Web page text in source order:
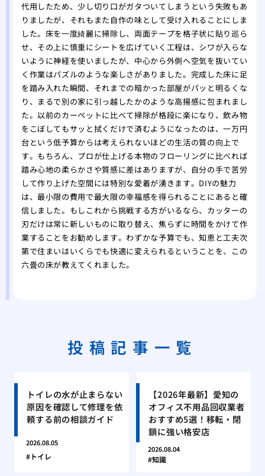
代用したため、少し切り口がガタついてしまうという失敗もあ
りましたが、それもまた自作の味として受け入れることにしま
した。床を一度綺麗に掃除し、両面テープを格子状に貼り巡ら
せ、その上に慎重にシートを広げていく工程は、シワが入らな
いように神経を使いましたが、中心から外側へ空気を抜いてい
く作業はパズルのような楽しさがありました。完成した床に足
を踏み入れた瞬間、それまでの暗かった部屋がパッと明るくな
り、まるで別の家に引っ越したかのような高揚感に包まれまし
た。以前のカーペットに比べて掃除が格段に楽になり、飲み物
をこぼしてもサッと拭くだけで済むようになったのは、一万円
台という低予算からは考えられないほどの生活の質の向上で
す。もちろん、プロが仕上げる本物のフローリングに比べれば
踏み心地の柔らかさや質感に差はありますが、自分の手で苦労
して作り上げた空間には特別な愛着が湧きます。DIYの魅力
は、最小限の費用で最大限の幸福感を得られることにあると確
信しました。もしこれから挑戦する方がいるなら、カッターの
刃だけは常に新しいものに取り替え、焦らずに時間をかけて作
業することをお勧めします。わずかな予算でも、知恵と工夫次
第で住まいはいくらでも快適に変えられるということを、この
六畳の床が教えてくれました。
投稿記事一覧
トイレの水が止まらない
原因を確認して修理を依
頼する前の相談ガイド
2026.08.05
トイレ
【2026年最新】愛知の
オフィス不用品回収業者
おすすめ5選！移転・閉
鎖に強い格安店
2026.08.04
知識